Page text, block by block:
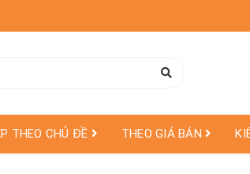
THEO CHỦ ĐỀ THEO GIÁ BÁN